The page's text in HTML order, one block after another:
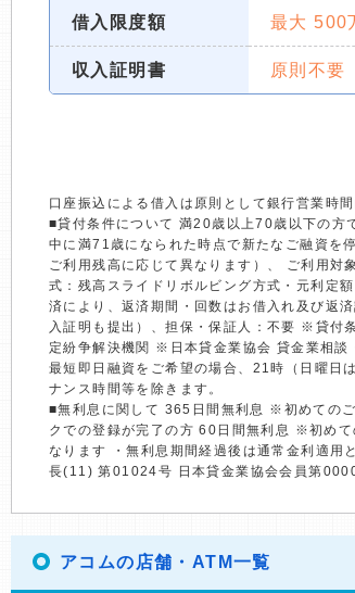
借入限度額 最大 500
収入証明書 原則不要
口座振込による借入は原則として銀行営業時間
■貸付条件について 満20歳以上70歳以下の方
中に満71歳になられた時点で新たなご融資を
ご利用残高に応じて異なります）、 ご利用
式：残高スライドリボルビング方式・元利定
済により、返済期間・回数はお借入れ及び返
入証明も提出）、担保・保証人：不要 ※貸付
定紛争解決機関 ※日本貸金業協会 貸金業相談
最短即日融資をご希望の場合、21時（日曜日
ナンス時間等を除きます。
■無利息に関して 365日間無利息 ※初めての
クでの登録が完了の方 60日間無利息 ※初め
なります ・無利息期間経過後は通常金利適用
長(11) 第01024号 日本貸金業協会会員第
アコムの店舗・ATM一覧